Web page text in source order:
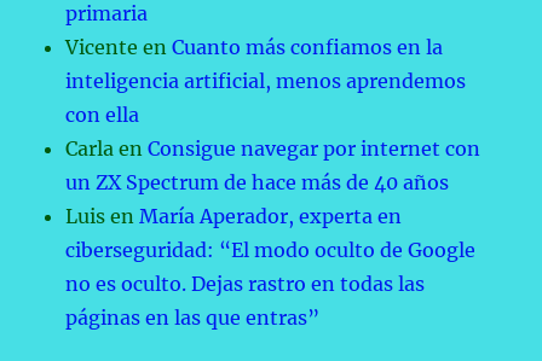
primaria
Vicente enCuanto más confiamos en la
inteligencia artificial, menos aprendemos
con ella
Carla enConsigue navegar por internet con
un ZX Spectrum de hace más de 40 años
Luis enMaría Aperador, experta en
ciberseguridad: “El modo oculto de Google
no es oculto. Dejas rastro en todas las
páginas en las que entras”